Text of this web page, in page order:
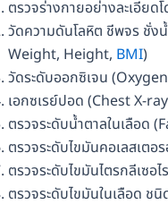
ตรวจร่างกายอย่างละเอีย
วัดความดันโลหิต ชีพจร ชั่ง
Weight, Height, BMI)
วัดระดับออกซิเจน
เอกซเรย์ปอด (Chest X-
ตรวจระดับน้ำตาลในเลือด
ตรวจระดับไขมันคอเลสเต
ตรวจระดับไขมันไตรกลีเซอ
ตรวจระดับไขมันในเลือด